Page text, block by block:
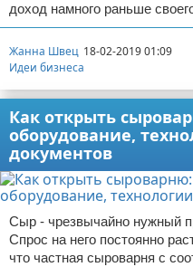
доход намного раньше
Жанна Швец 18-02-2019 01:09
Идеи бизнеса
Как открыть
оборудование,
документов
Сыр - чрезвычайно нужный
Спрос на него постоянно
что частная сыроварня с